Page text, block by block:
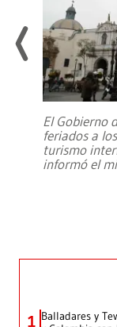
El Gobierno
feriados a
turismo
informó el
1 Balladares y